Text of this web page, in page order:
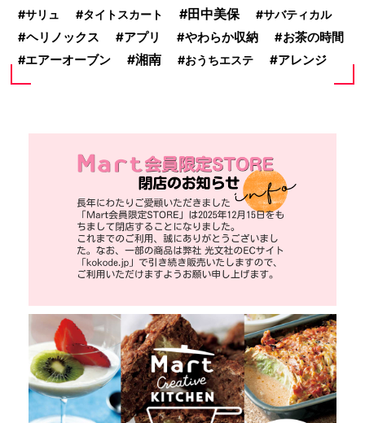
サリュ タイトスカート 田中美保 サバティカル
ヘリノックス アプリ やわらか収納
お茶の時間
エアーオーブン
湘南 おうちエステ アレンジ